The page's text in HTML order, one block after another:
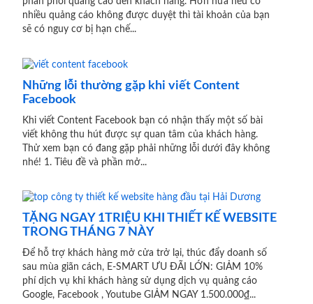
nhiều quảng cáo không được duyệt thì tài khoản của bạn
sẽ có nguy cơ bị hạn chế...
Những lỗi thường gặp khi viết Content
Facebook
Khi viết Content Facebook bạn có nhận thấy một số bài
viết không thu hút được sự quan tâm của khách hàng.
Thử xem bạn có đang gặp phải những lỗi dưới đây không
nhé! 1. Tiêu đề và phần mở...
TẶNG NGAY 1TRIỆU KHI THIẾT KẾ WEBSITE
TRONG THÁNG 7 NÀY
Để hỗ trợ khách hàng mở cửa trở lại, thúc đẩy doanh số
sau mùa giãn cách, E-SMART ƯU ĐÃI LỚN: GIẢM 10%
phí dịch vụ khi khách hàng sử dụng dịch vụ quảng cáo
Google, Facebook , Youtube GIẢM NGAY 1.500.000₫...